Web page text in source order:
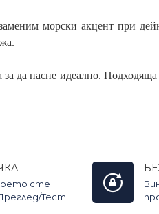
морски акцент при
да пасне идеално.
сте
Тест